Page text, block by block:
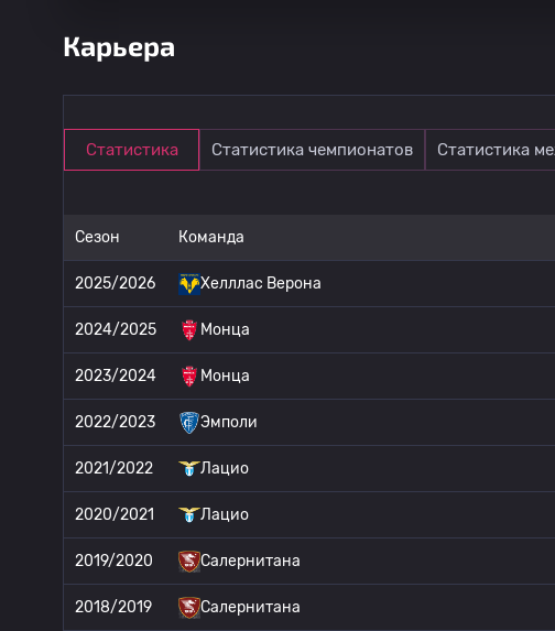
Карьера
Статистика Статистика чемпионатов Статистика
Сезон Команда
2025/2026 Хелллас Верона
2024/2025 Монца
2023/2024 Монца
2022/2023 Эмполи
2021/2022 Лацио
2020/2021 Лацио
2019/2020 Салернитана
2018/2019 Салернитана